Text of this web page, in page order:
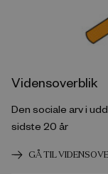
Vidensoverblik
Den sociale arv i
sidste 20 år
GÅ TIL